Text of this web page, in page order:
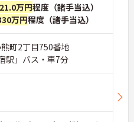
万円程度（諸手当込）
万円程度（諸手当込）
町2丁目750番地
駅」バス・車7分